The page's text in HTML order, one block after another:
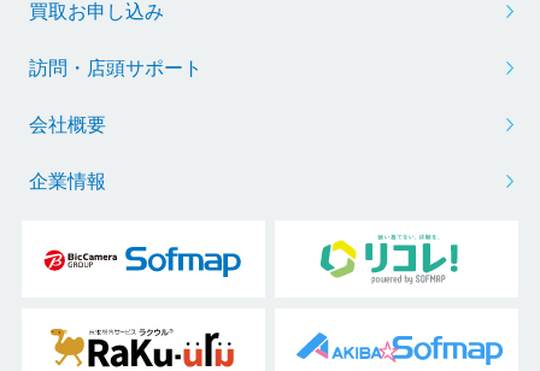
買取お申し込み
訪問・店頭サポート
会社概要
企業情報